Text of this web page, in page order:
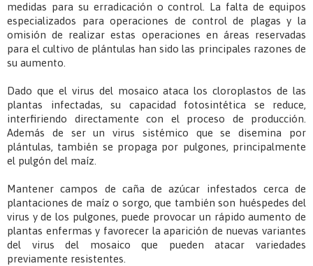
medidas para su erradicación o control. La falta de equipos
especializados para operaciones de control de plagas y la
omisión de realizar estas operaciones en áreas reservadas
para el cultivo de plántulas han sido las principales razones de
su aumento.
Dado que el virus del mosaico ataca los cloroplastos de las
plantas infectadas, su capacidad fotosintética se reduce,
interfiriendo directamente con el proceso de producción.
Además de ser un virus sistémico que se disemina por
plántulas, también se propaga por pulgones, principalmente
el pulgón del maíz.
Mantener campos de caña de azúcar infestados cerca de
plantaciones de maíz o sorgo, que también son huéspedes del
virus y de los pulgones, puede provocar un rápido aumento de
plantas enfermas y favorecer la aparición de nuevas variantes
del virus del mosaico que pueden atacar variedades
previamente resistentes.